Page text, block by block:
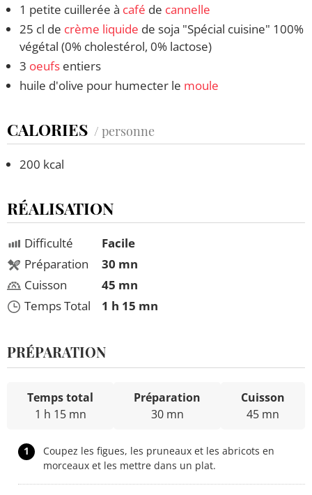
1 petite cuillerée à café de cannelle
25 cl de crème liquide de soja "Spécial cuisine" 100%
végétal (0% cholestérol, 0% lactose)
3 oeufs entiers
huile d'olive pour humecter le moule
CALORIES / personne
200 kcal
RÉALISATION
Difficulté
Préparation
Cuisson
Temps Total
Facile
30 mn
45 mn
1 h 15 mn
PRÉPARATION
Temps total
1 h 15 mn
Préparation
30 mn
Cuisson
45 mn
1
Coupez les figues, les pruneaux et les abricots en
morceaux et les mettre dans un plat.